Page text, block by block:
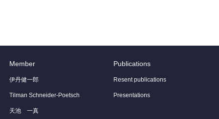
Member
伊丹健一郎
Tilman Schneider-Poetsch
天池 一真
Publications
Resent publications
Presentations